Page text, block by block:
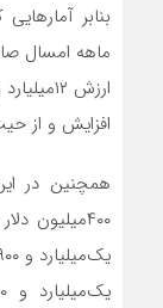
بنابر
افزایش و از حیث ارزش